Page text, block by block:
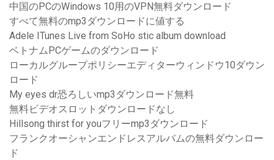
中国のPCのWindows 10用のVPN無料ダウンロード
すべて無料のmp3ダウンロードに値する
Adele ITunes Live from SoHo stic album download
ベトナムPCゲームのダウンロード
ローカルグループポリシーエディターウィンドウ10ダウン
ロード
My eyes dr恐ろしいmp3ダウンロード無料
無料ビデオスロットダウンロードなし
Hillsong thirst for youフリーmp3ダウンロード
フランクオーシャンエンドレスアルバムの無料ダウンロー
ド